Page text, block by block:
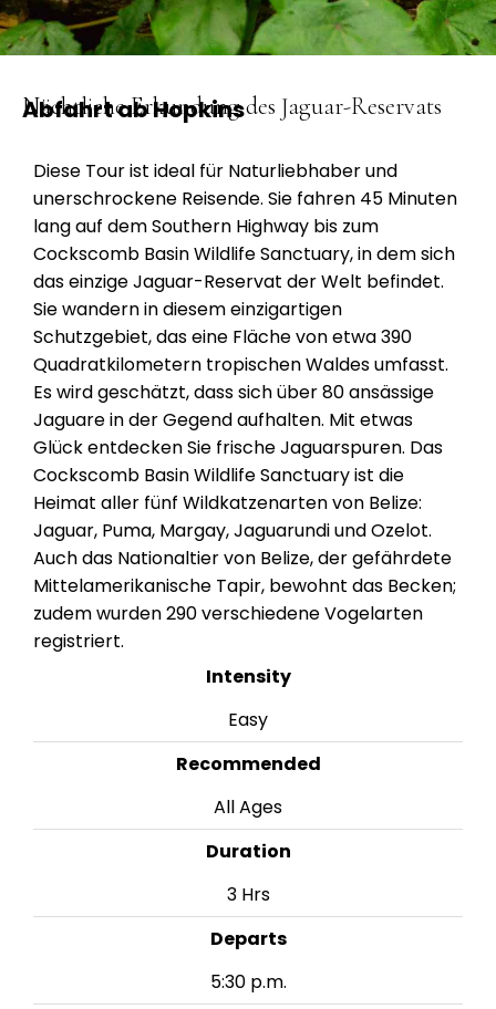
Nächtliche Erkundung des Jaguar-Reservats
Abfahrt ab Hopkins
Diese Tour ist ideal für Naturliebhaber und
unerschrockene Reisende. Sie fahren 45 Minuten
lang auf dem Southern Highway bis zum
Cockscomb Basin Wildlife Sanctuary, in dem sich
das einzige Jaguar-Reservat der Welt befindet.
Sie wandern in diesem einzigartigen
Schutzgebiet, das eine Fläche von etwa 390
Quadratkilometern tropischen Waldes umfasst.
Es wird geschätzt, dass sich über 80 ansässige
Jaguare in der Gegend aufhalten. Mit etwas
Glück entdecken Sie frische Jaguarspuren. Das
Cockscomb Basin Wildlife Sanctuary ist die
Heimat aller fünf Wildkatzenarten von Belize:
Jaguar, Puma, Margay, Jaguarundi und Ozelot.
Auch das Nationaltier von Belize, der gefährdete
Mittelamerikanische Tapir, bewohnt das Becken;
zudem wurden 290 verschiedene Vogelarten
registriert.
Intensity
Easy
Recommended
All Ages
Duration
3 Hrs
Departs
5:30 p.m.